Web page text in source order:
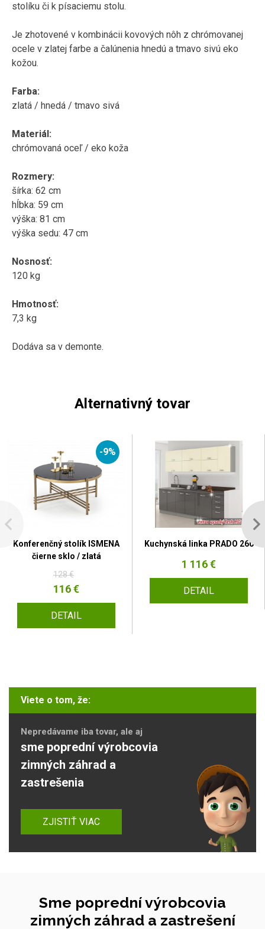
stolíku či k písaciemu stolu.
Je zhotovené v kombinácii kovových nôh z chrómovanej
ocele v zlatej farbe a čalúnenia hnedú a tmavo sivú eko
kožou.
Farba:
zlatá / hnedá / tmavo sivá
Materiál:
chrómovaná oceľ / eko koža
Rozmery:
šírka: 62 cm
hĺbka: 59 cm
výška: 81 cm
výška sedu: 47 cm
Nosnosť:
120 kg
Hmotnosť:
7,3 kg
Dodáva sa v demonte.
Alternativný tovar
-9%
Konferenčný stolík ISMENA
čierne sklo / zlatá
128 €
116 €
DETAIL
Kuchynská linka PRADO 260
1 116 €
DETAIL
Viete o tom, že:
Nepredávame iba tovar, ale aj
sme poprední výrobcovia
zimných záhrad a
zastrešenia
ZJISTIŤ VIAC
Sme poprední výrobcovia
zimných záhrad a zastrešení